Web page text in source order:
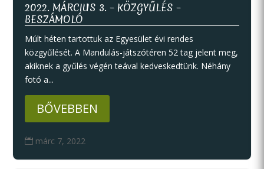
2022. MÁRCIUS 3. – KÖZGYŰLÉS –
BESZÁMOLÓ
Múlt héten tartottuk az Egyesület évi rendes
közgyűlését. A Mandulás-játszótéren 52 tag jelent meg,
akiknek a gyűlés végén teával kedveskedtünk. Néhány
fotó a...
BŐVEBBEN
 márc 7, 2022